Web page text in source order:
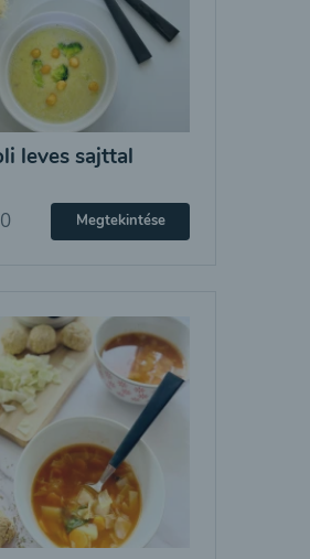
leves sajttal
Megtekintése